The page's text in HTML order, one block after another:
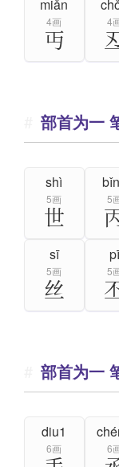
miǎn
4画
丏
4
部首为一
shì
5画
世
5
sī
5画
丝
pī
5
部首为一
diu1
6画 6